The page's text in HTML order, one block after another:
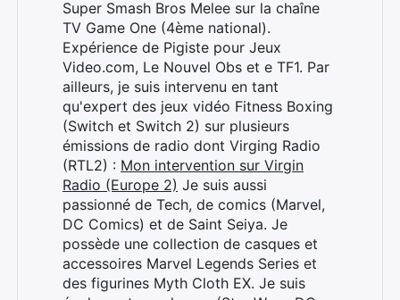
Super Smash Bros Melee sur la chaîne
TV Game One (4ème national).
Expérience de Pigiste pour Jeux
Video.com, Le Nouvel Obs et e TF1. Par
ailleurs, je suis intervenu en tant
qu'expert des jeux vidéo Fitness Boxing
(Switch et Switch 2) sur plusieurs
émissions de radio dont Virging Radio
(RTL2) : Mon intervention sur Virgin
Radio (Europe 2) Je suis aussi
passionné de Tech, de comics (Marvel,
DC Comics) et de Saint Seiya. Je
possède une collection de casques et
accessoires Marvel Legends Series et
des figurines Myth Cloth EX. Je suis